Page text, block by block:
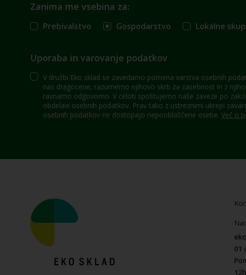
Zanima me vsebina za:
Prebivalstvo Gospodarstvo Lokalne
Uporaba in varovanje podatkov
V družbi Eko sklad se zavedamo pomena varstva osebnih
nas dragocene, razumemo njihovo skrb za zasebnost in z
ravnamo odgovorno. V celoti spoštujemo naše zaveze po
obdelavi osebnih podatkov. Prav tako z ustreznimi ukrepi
osebnih podatkov ne dostopajo nepooblaščene osebe. Več o
01